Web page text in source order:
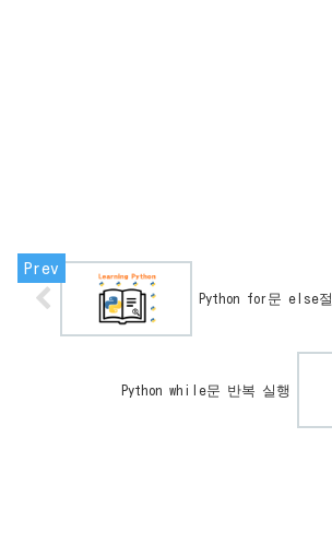
Python for문 else절
Python while문 반복 실행